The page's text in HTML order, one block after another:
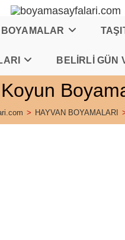
BELİRLİ GÜN
Koyun
> HAYVAN BOYAMALARI